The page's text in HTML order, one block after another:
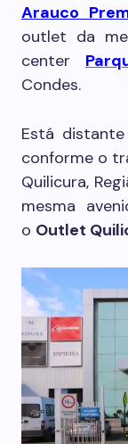
Arauco
outlet da
center
Condes.
Está
conforme o
Quilicura,
mesma
o Outlet